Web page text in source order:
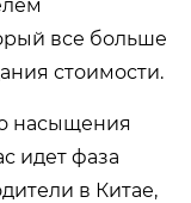
все больше
стоимости.
насыщения
идет фаза
в Китае,